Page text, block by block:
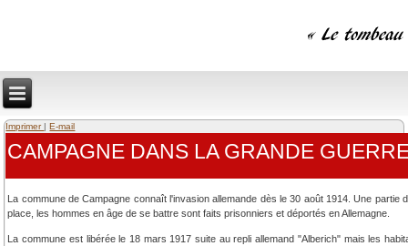
Imprimer E-mail
CAMPAGNE DANS LA GRANDE
La commune de Campagne connaît l'invasion allemande dès le 30 août 1914. Une partie
place, les hommes en âge de se battre sont faits prisonniers et déportés en Allemagne.
La commune est libérée le 18 mars 1917 suite au repli allemand "Alberich" mais les